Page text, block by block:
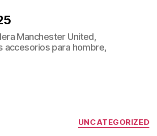
Manchester United,
accesorios para hombre,
Categorías
UNCATEGORIZED